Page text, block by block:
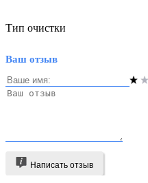
Тип очистки
Ваш отзыв
Написать отзыв